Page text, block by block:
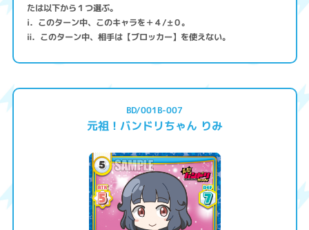
たは以下から１つ選ぶ。
ⅰ．このターン中、このキャラを＋４/±０。
ⅱ．このターン中、相手は【ブロッカー】を使えない。
BD/001B-007
元祖！バンドリちゃん りみ